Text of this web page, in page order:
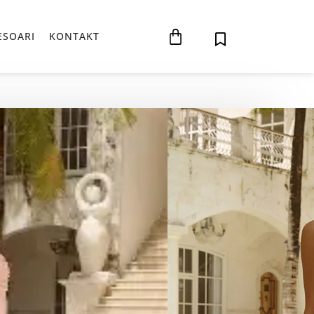
KONTAKT Cart
TRENUTNA
CENA
JE:
16.720,00 РСД.